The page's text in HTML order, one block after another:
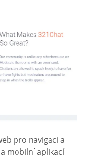
pro navigaci a
mobilní aplikací